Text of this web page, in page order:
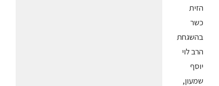
הזית
כשר
בהשגחת
הרב לוי
יוסף
שמעון,